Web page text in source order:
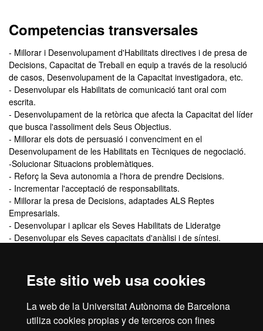
Este sitio web usa cookies
La web de la Universitat Autònoma de Barcelona
utiliza cookies propias y de terceros con fines
Competencias transversales
- Millorar i Desenvolupament d'Habilitats directives i de presa de
Decisions, Capacitat de Treball en equip a través de la resolució
de casos, Desenvolupament de la Capacitat investigadora, etc.
- Desenvolupar els Habilitats de comunicació tant oral com
escrita.
- Desenvolupament de la retòrica que afecta la Capacitat del líder
que busca l'assoliment dels Seus Objectius.
- Millorar els dots de persuasió i convenciment en el
Desenvolupament de les Habilitats en Tècniques de negociació.
-Solucionar Situacions problemàtiques.
- Reforç la Seva autonomia a l'hora de prendre Decisions.
- Incrementar l'acceptació de responsabilitats.
- Millorar la presa de Decisions, adaptades ALS Reptes
Empresarials.
- Desenvolupar i aplicar els Seves Habilitats de Lideratge
- Desenvolupar els Seves capacitats d'anàlisi i de síntesi.
Título que se obtiene
Management